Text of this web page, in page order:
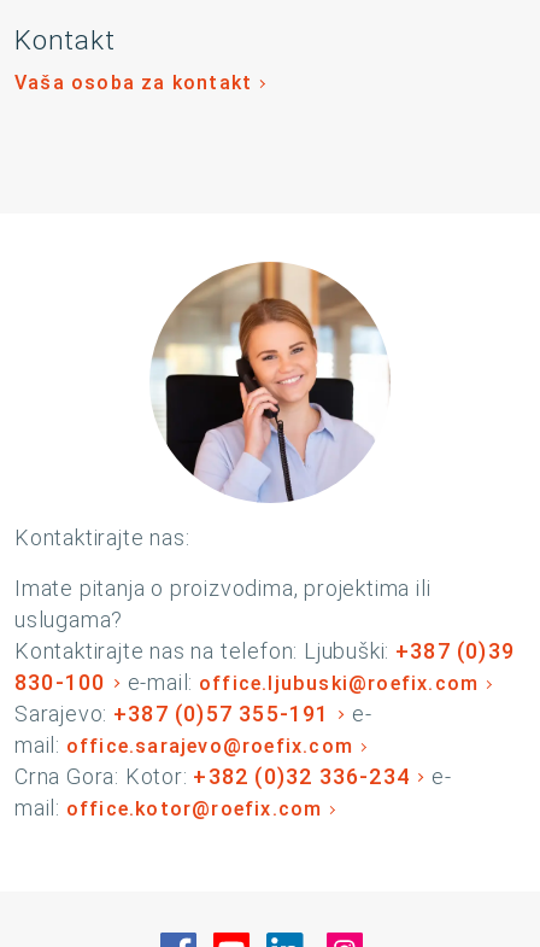
Kontakt
Vaša osoba za kontakt
Kontaktirajte nas:
Imate pitanja o proizvodima, projektima ili
uslugama?
Kontaktirajte nas na telefon: Ljubuški: +387 (0)39
830-100
e-mail: office.ljubuski@roefix.com
Sarajevo: +387 (0)57 355-191
e-
mail: office.sarajevo@roefix.com
Crna Gora: Kotor: +382 (0)32 336-234
e-
mail: office.kotor@roefix.com